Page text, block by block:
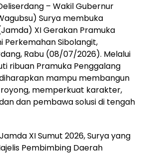
– Wakil Gubernur
Surya membuka
XI Gerakan Pramuka
Perkemahan Sibolangit,
Rabu (08/07/2026). Melalui
ribuan Pramuka Penggalang
mampu membangun
memperkuat karakter,
dan pembawa solusi di tengah
XI Sumut 2026, Surya yang
Pembimbing Daerah